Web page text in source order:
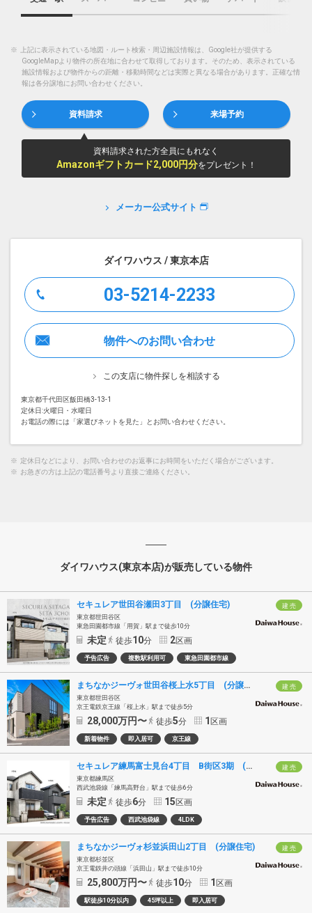
※
上記に表示されている地図・ルート検索・周辺施設情報は、Google社が提供する
GoogleMapより物件の所在地に合わせて取得しております。そのため、表示されている
施設情報および物件からの距離・移動時間などは実際と異なる場合があります。正確な情
報は各分譲地にお問い合わせください。
資料請求 来場予約
資料請求された方全員にもれなく
Amazonギフトカード2,000円分をプレゼント！
メーカー公式サイト
ダイワハウス / 東京本店
03-5214-2233
物件へのお問い合わせ
この支店に物件探しを相談する
東京都千代田区飯田橋3-13-1
定休日:火曜日・水曜日
お電話の際には「家選びネットを見た」とお問い合わせください。
※ 定休日などにより、お問い合わせのお返事にお時間をいただく場合がございます。
※ お急ぎの方は上記の電話番号より直接ご連絡ください。
ダイワハウス(東京本店)が販売している物件
建 売
セキュレア世田谷瀬田3丁目 (分譲住宅)
東京都世田谷区
東急田園都市線「用賀」駅まで徒歩10分
未定 徒歩10分 2区画
予告広告 複数駅利用可 東急田園都市線
建 売
まちなかジーヴォ世田谷桜上水5丁目 (分譲住宅)
東京都世田谷区
京王電鉄京王線「桜上水」駅まで徒歩5分
28,000万円〜 徒歩5分 1 区画
新着物件 即入居可 京王線
建 売
セキュレア練馬富士見台4丁目 B街区3期 (分譲住宅)
東京都練馬区
西武池袋線「練馬高野台」駅まで徒歩6分
未定 徒歩6分 15 区画
予告広告 西武池袋線 4LDK
建 売
まちなかジーヴォ杉並浜田山2丁目 (分譲住宅)
東京都杉並区
京王電鉄井の頭線「浜田山」駅まで徒歩10分
25,800万円〜 徒歩10分 1 区画
駅徒歩10分以内 45坪以上 即入居可